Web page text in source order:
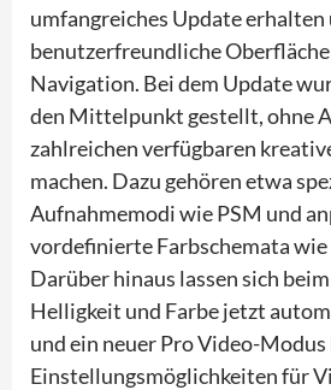
umfangreiches Update
benutzerfreundliche
Navigation. Bei dem Update
den Mittelpunkt gestellt, ohne
zahlreichen verfügbaren
machen. Dazu gehören etwa
Aufnahmemodi wie PSM und
vordefinierte Farbschemata wie
Darüber hinaus lassen sich
Helligkeit und Farbe jetzt
und ein neuer Pro Video-
Einstellungsmöglichkeiten für